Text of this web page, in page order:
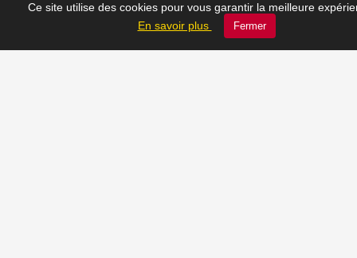
📸 Tu veux apparaître ici ? Envoie-nous ta photo à
contact@radio-lechatelet.fr
Ce site utilise des cookies pour vous garantir la meilleure
En savoir plus
Fermer